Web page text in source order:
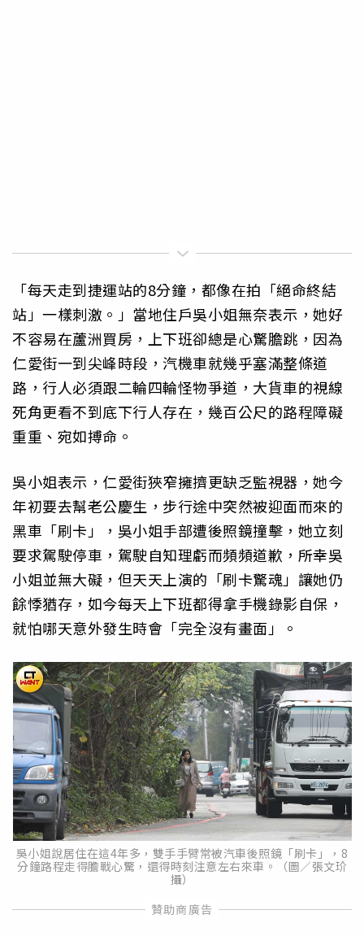
「每天走到捷運站的8分鐘，都像在拍「絕命終結
站」一樣刺激。」當地住戶吳小姐無奈表示，她好
不容易在蘆洲買房，上下班卻總是心驚膽跳，因為
仁愛街一到尖峰時段，汽機車就幾乎塞滿整條道
路，行人必須跟二輪四輪怪物爭道，大貨車的視線
死角更看不到底下行人存在，幾百公尺的路程障礙
重重、宛如搏命。
吳小姐表示，仁愛街狹窄擁擠更缺乏監視器，她今
年初要去幫老公慶生，步行途中突然被迎面而來的
黑車「刷卡」，吳小姐手部遭後照鏡撞擊，她立刻
要求駕駛停車，駕駛自知理虧而頻頻道歉，所幸吳
小姐並無大礙，但天天上演的「刷卡驚魂」讓她仍
餘悸猶存，如今每天上下班都得拿手機錄影自保，
就怕哪天意外發生時會「完全沒有畫面」。
吳小姐說居住在這4年多，雙手手臂常被汽車後照鏡「刷卡」，8
分鐘路程走得膽戰心驚，還得時刻注意左右來車。（圖／張文玠
攝）